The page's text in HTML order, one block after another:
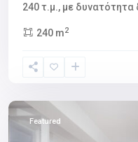
240 τ.μ., με δυνατότητα
240 m2
Naxos,
Featured